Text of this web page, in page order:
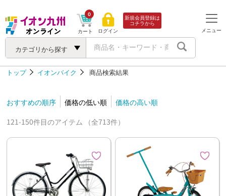
カテゴリから探す
カート
0
ログイン
新規会員登録は
コチラから
メニュー
トップ イオンバイク 商品検索結果
おすすめの順序 価格の低い順
価格の高い順
121-150件目のアイテム （全713件）